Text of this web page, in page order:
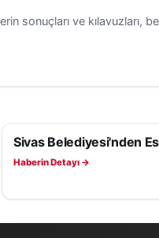
resmî
çekiyor.
sonuçları ve kılavuzları,
SAĞLIK
Sivas Belediyesi'nden
Haberin Detayı →